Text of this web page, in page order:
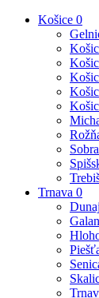
Košice 0
Trnava 0